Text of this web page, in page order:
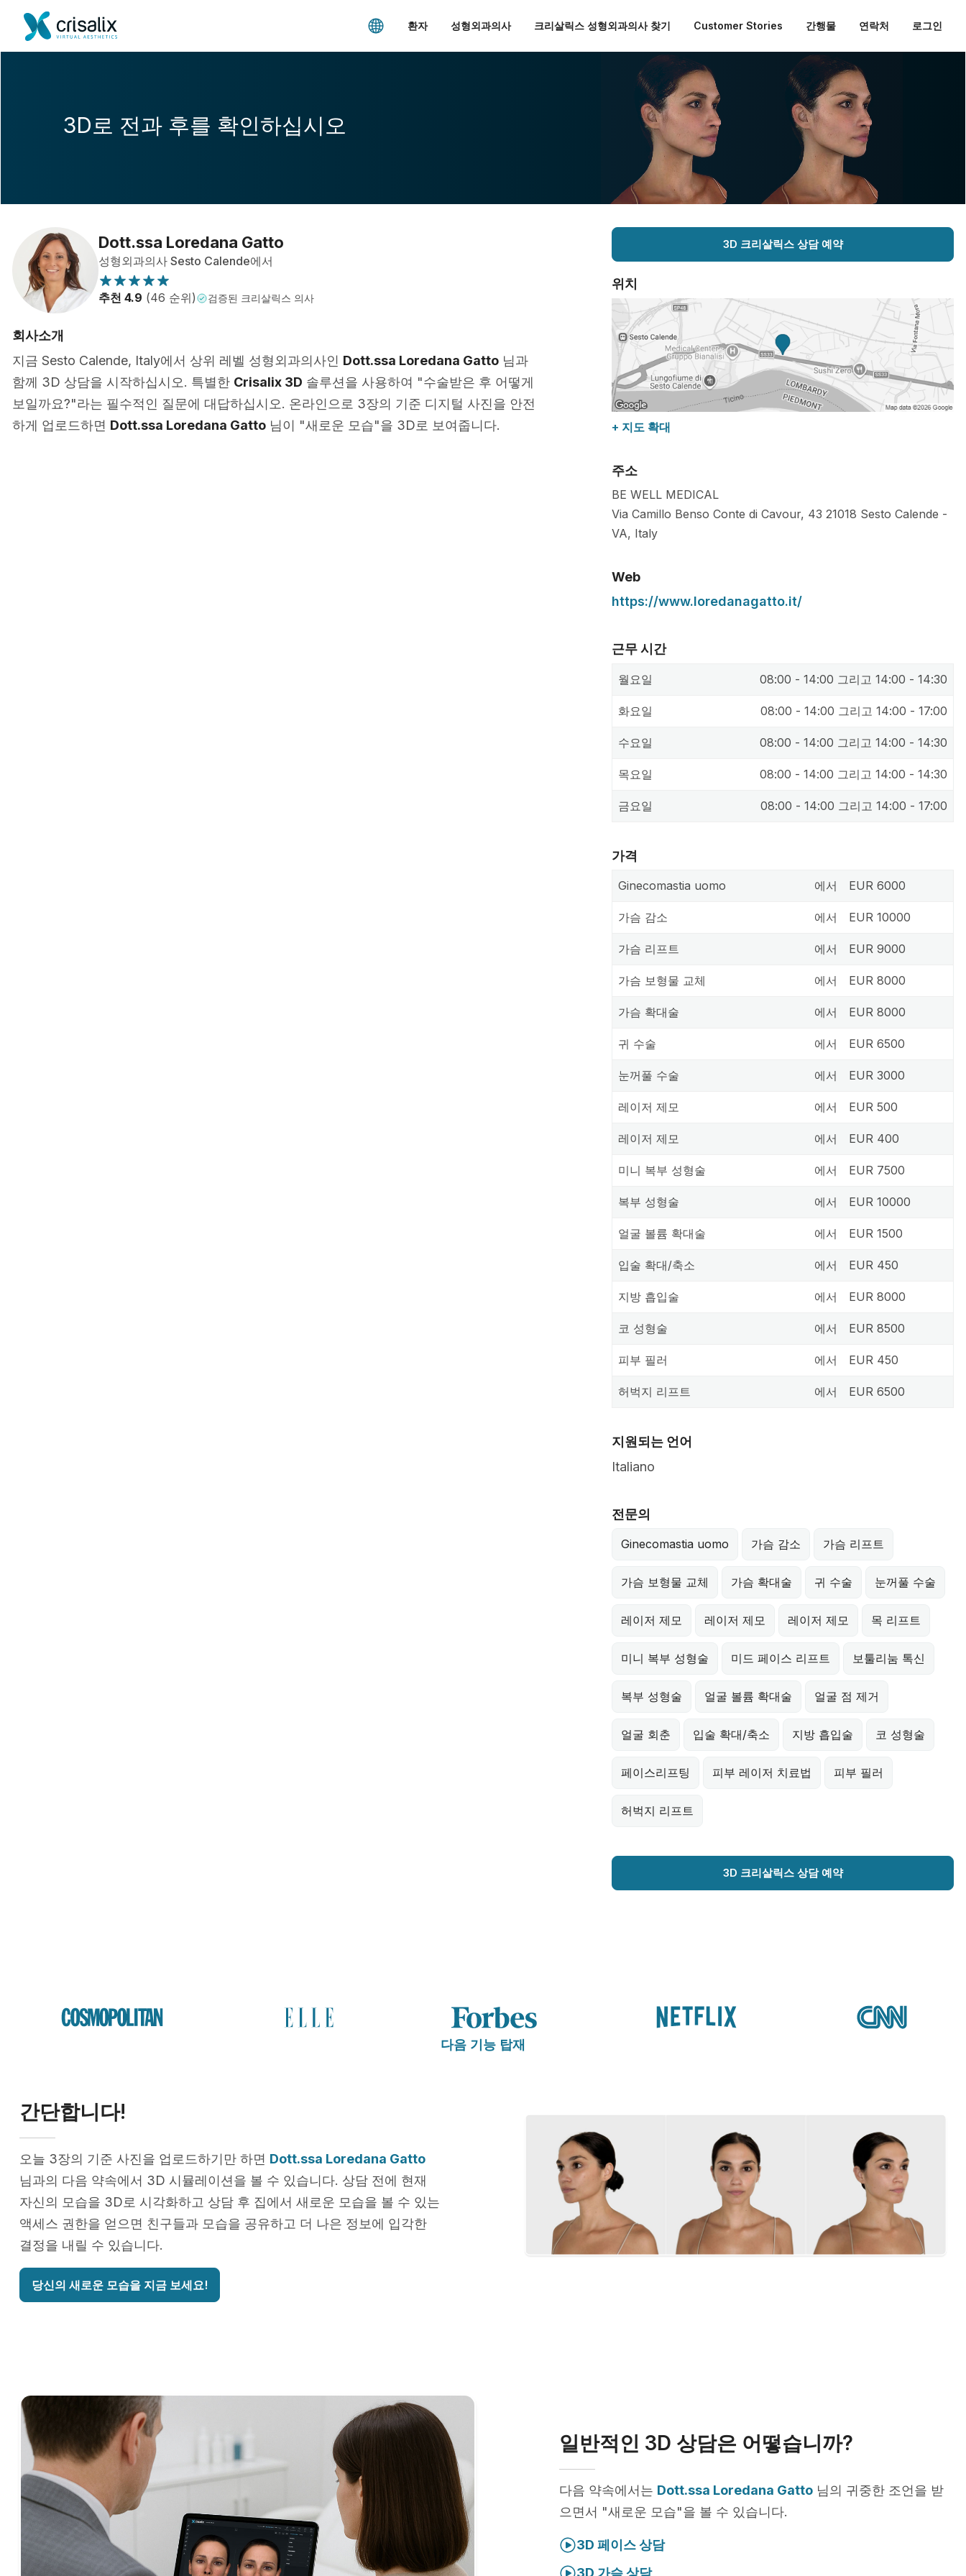
환자 성형외과의사 크리살릭스 성형외과의사 찾기 Customer Stories 간행물 연락처 로그인
3D로 전과 후를 확인하십시오
Dott.ssa Loredana Gatto
성형외과의사 Sesto Calende에서
추천 4.9 (46 순위) 검증된 크리살릭스 의사
회사소개
지금 Sesto Calende, Italy에서 상위 레벨 성형외과의사인 Dott.ssa Loredana Gatto 님과
함께 3D 상담을 시작하십시오. 특별한 Crisalix 3D 솔루션을 사용하여 "수술받은 후 어떻게
보일까요?"라는 필수적인 질문에 대답하십시오. 온라인으로 3장의 기준 디지털 사진을 안전
하게 업로드하면 Dott.ssa Loredana Gatto 님이 "새로운 모습"을 3D로 보여줍니다.
3D 크리살릭스 상담 예약
위치
+ 지도 확대
주소
BE WELL MEDICAL
Via Camillo Benso Conte di Cavour, 43 21018 Sesto Calende -
VA, Italy
Web
https://www.loredanagatto.it/
근무 시간
월요일 08:00 - 14:00 그리고 14:00 - 14:30
화요일 08:00 - 14:00 그리고 14:00 - 17:00
수요일 08:00 - 14:00 그리고 14:00 - 14:30
목요일 08:00 - 14:00 그리고 14:00 - 14:30
금요일 08:00 - 14:00 그리고 14:00 - 17:00
가격
Ginecomastia uomo 에서 EUR 6000
가슴 감소 에서 EUR 10000
가슴 리프트 에서 EUR 9000
가슴 보형물 교체 에서 EUR 8000
가슴 확대술 에서 EUR 8000
귀 수술 에서 EUR 6500
눈꺼풀 수술 에서 EUR 3000
레이저 제모 에서 EUR 500
레이저 제모 에서 EUR 400
미니 복부 성형술 에서 EUR 7500
복부 성형술 에서 EUR 10000
얼굴 볼륨 확대술 에서 EUR 1500
입술 확대/축소 에서 EUR 450
지방 흡입술 에서 EUR 8000
코 성형술 에서 EUR 8500
피부 필러 에서 EUR 450
허벅지 리프트 에서 EUR 6500
지원되는 언어
Italiano
전문의
Ginecomastia uomo 가슴 감소 가슴 리프트
가슴 보형물 교체 가슴 확대술 귀 수술 눈꺼풀 수술
레이저 제모 레이저 제모 레이저 제모 목 리프트
미니 복부 성형술 미드 페이스 리프트 보툴리눔 톡신
복부 성형술 얼굴 볼륨 확대술 얼굴 점 제거
얼굴 회춘 입술 확대/축소 지방 흡입술 코 성형술
페이스리프팅 피부 레이저 치료법 피부 필러
허벅지 리프트
3D 크리살릭스 상담 예약
다음 기능 탑재
간단합니다!
오늘 3장의 기준 사진을 업로드하기만 하면 Dott.ssa Loredana Gatto
님과의 다음 약속에서 3D 시뮬레이션을 볼 수 있습니다. 상담 전에 현재
자신의 모습을 3D로 시각화하고 상담 후 집에서 새로운 모습을 볼 수 있는
액세스 권한을 얻으면 친구들과 모습을 공유하고 더 나은 정보에 입각한
결정을 내릴 수 있습니다.
당신의 새로운 모습을 지금 보세요!
일반적인 3D 상담은 어떻습니까?
다음 약속에서는 Dott.ssa Loredana Gatto 님의 귀중한 조언을 받
으면서 "새로운 모습"을 볼 수 있습니다.
3D 페이스 상담
3D 가슴 상담